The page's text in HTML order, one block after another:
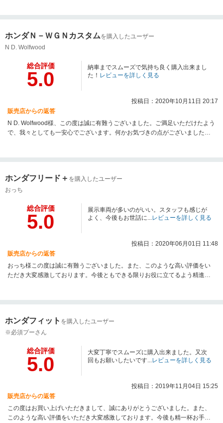
ホンダＮ－ＷＧＮカスタムを購入したユーザー
N D. Wolfwood
総合評価
5.0
納車までスムーズで気持ち良く購入出来まし
た！ レビューを詳しく見る
投稿日：2020年10月11日 20:17
販売店からの返答
N D. Wolfwood様、この度は誠に有難うございました。ご満足いただけたよう
で、我々としても一安心でございます。何かお気づきの点がございました
ホンダフリード＋ を購入したユーザー
おっち
総合評価
5.0
展示車両が多いのがいい。スタッフも感じが
よく、今後もお世話に...レビューを詳しく見る
投稿日：2020年06月01日 11:48
販売店からの返答
おっち様この度は誠に有難うございました。また、このような高い評価をい
ただき大変感激しております。今後ともできる限りお役に立てるよう精進い
ホンダフィット を購入したユーザー
※必須プーさん
総合評価
5.0
大変丁寧でスムーズに購入出来ました。又次
回もお願いしたいです...レビューを詳しく見る
投稿日：2019年11月04日 15:25
販売店からの返答
この度はお買い上げいただきまして、誠にありがとうございました。また、
このような高い評価をいただき大変感激しております。今後も精一杯お手伝